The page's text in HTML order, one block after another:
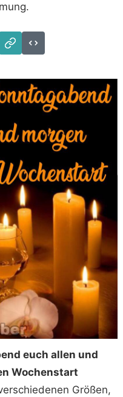
Download
Link
Code
euch allen und
Wochenstart
Größen,